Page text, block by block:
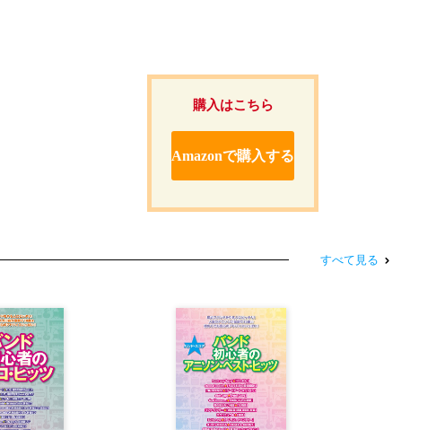
購入はこちら
Amazonで購入する
すべて見る